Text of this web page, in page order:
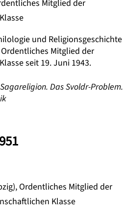
Mitglied der
und Religionsgeschichte
Mitglied der
seit 19. Juni 1943.
Das Svoldr-Problem.
Ordentliches Mitglied der
Klasse